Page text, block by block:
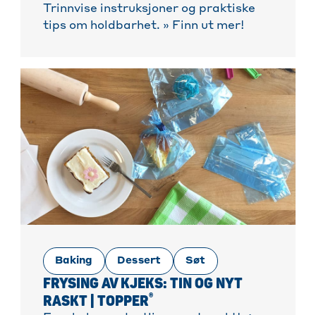
Trinnvise instruksjoner og praktiske
tips om holdbarhet. » Finn ut mer!
Baking Dessert Søt
FRYSING AV KJEKS: TIN OG NYT
RASKT | TOPPER®